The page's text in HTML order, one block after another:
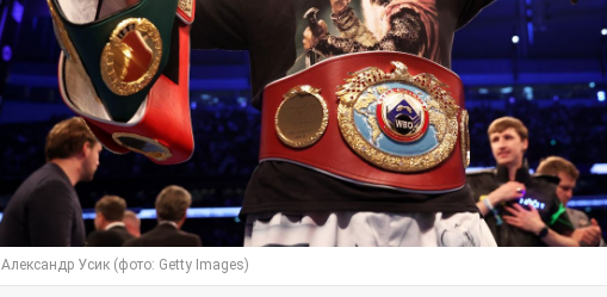
Александр Усик (фото: Getty Images)